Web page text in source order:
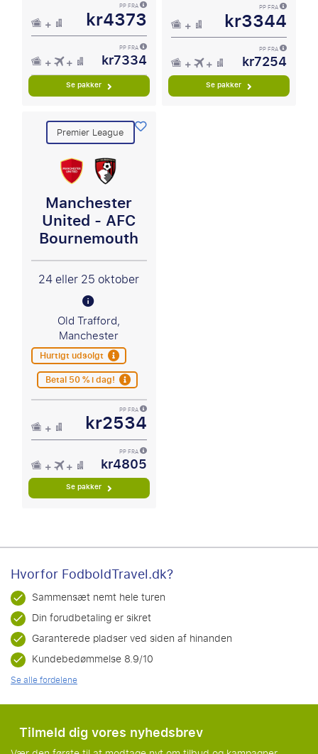
PP FRA
kr4373
PP FRA
kr7334
Se pakker
PP FRA
kr3344
PP FRA
kr7254
Se pakker
Premier League
Manchester
United - AFC
Bournemouth
24 eller 25 oktober
Old Trafford,
Manchester
Hurtigt udsolgt
Betal 50 % i dag!
PP FRA
kr2534
PP FRA
kr4805
Se pakker
Hvorfor FodboldTravel.dk?
Sammensæt nemt hele turen
Din forudbetaling er sikret
Garanterede pladser ved siden af hinanden
Kundebedømmelse 8.9/10
Se alle fordelene
Tilmeld dig vores nyhedsbrev